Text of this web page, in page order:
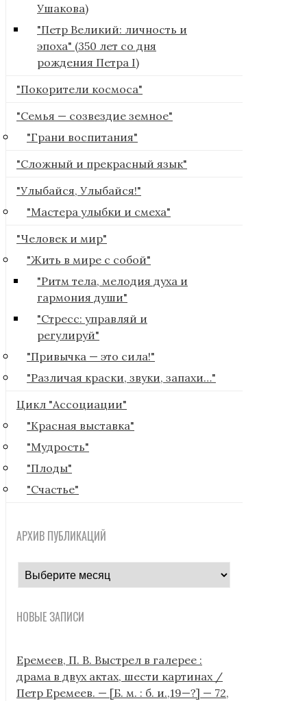
Ушакова)
"Петр Великий: личность и
эпоха" (350 лет со дня
рождения Петра I)
"Покорители космоса"
"Семья — созвездие земное"
"Грани воспитания"
"Сложный и прекрасный язык"
"Улыбайся, Улыбайся!"
"Мастера улыбки и смеха"
"Человек и мир"
"Жить в мире с собой"
"Ритм тела, мелодия духа и
гармония души"
"Стресс: управляй и
регулируй"
"Привычка — это сила!"
"Различая краски, звуки, запахи…"
Цикл "Ассоциации"
"Красная выставка"
"Мудрость"
"Плоды"
"Счастье"
АРХИВ ПУБЛИКАЦИЙ
архив
публикаций
НОВЫЕ ЗАПИСИ
Еремеев, П. В. Выстрел в галерее :
драма в двух актах, шести картинах /
Петр Еремеев. — [Б. м. : б. и.,19—?] — 72,